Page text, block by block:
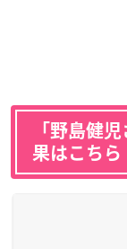
「野島健
果はこちら